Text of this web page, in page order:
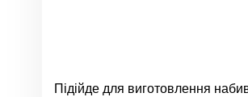
Підійде для виготовлення